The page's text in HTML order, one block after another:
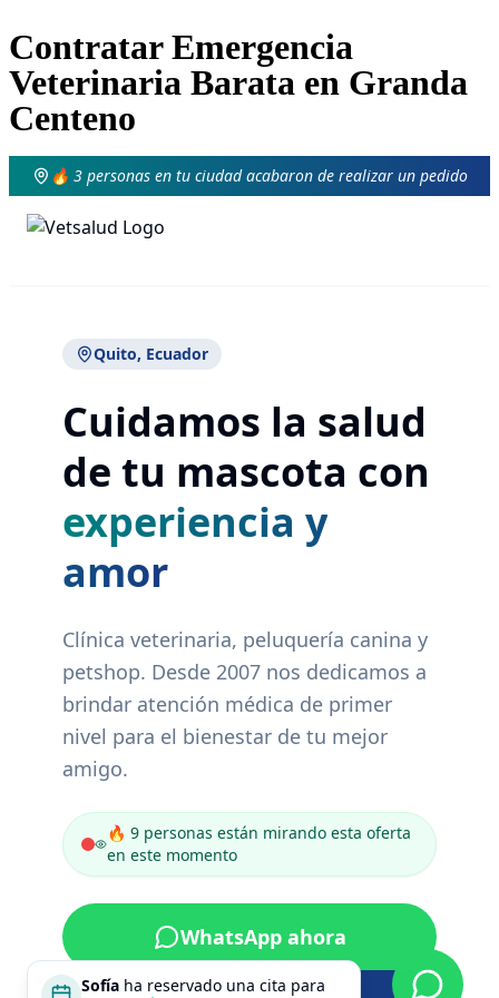
Contratar Emergencia
Veterinaria Barata en Granda
Centeno